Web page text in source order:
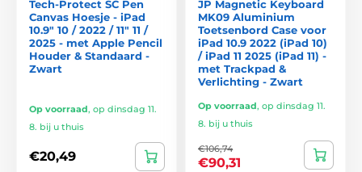
Tech-Protect SC Pen
Canvas Hoesje - iPad
10.9" 10 / 2022 / 11" 11 /
2025 - met Apple Pencil
Houder & Standaard -
Zwart
Op voorraad, op dinsdag 11.
8. bij u thuis
€20,49
JP Magnetic Keyboard
MK09 Aluminium
Toetsenbord Case voor
iPad 10.9 2022 (iPad 10)
/ iPad 11 2025 (iPad 11) -
met Trackpad &
Verlichting - Zwart
Op voorraad, op dinsdag 11.
8. bij u thuis
€106,74
€90,31